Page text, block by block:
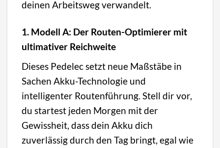
deinen Arbeitsweg verwandelt.
1. Modell A: Der Routen-Optimierer mit
ultimativer Reichweite
Dieses Pedelec setzt neue Maßstäbe in
Sachen Akku-Technologie und
intelligenter Routenführung. Stell dir vor,
du startest jeden Morgen mit der
Gewissheit, dass dein Akku dich
zuverlässig durch den Tag bringt, egal wie